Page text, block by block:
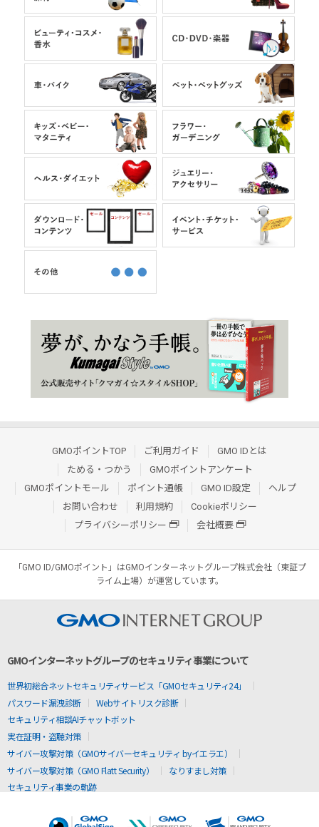
GMOポイントTOP ご利用ガイド
GMO IDとは
ためる・つかう
GMOポイントアンケート
GMOポイントモール
ポイント通帳 GMO ID設定
ヘルプ
お問い合わせ
利用規約
Cookieポリシー
プライバシーポリシー
会社概要
「GMO ID/GMOポイント」はGMOインターネットグループ株式会社（東証プ
ライム上場）が運営しています。
GMOインターネットグループのセキュリティ事業について
世界初総合ネットセキュリティサービス「GMOセキュリティ24」
パスワード漏洩診断
Webサイトリスク診断
セキュリティ相談AIチャットボット
実在証明・盗聴対策
サイバー攻撃対策（GMOサイバーセキュリティ byイエラエ）
サイバー攻撃対策（GMO Flatt Security）
なりすまし対策
セキュリティ事業の軌跡